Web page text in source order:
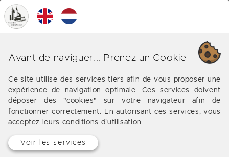
Nos différentes affaires à
Les offres de notre agence immobilière à Bordeaux
(Tourny)
Aucun bien à afficher
Avant de naviguer... Prenez un Cookie
Ce site utilise des services tiers afin de vous proposer une
expérience de navigation optimale. Ces services doivent
déposer des "cookies" sur votre navigateur afin de
fonctionner correctement. En autorisant ces services, vous
acceptez leurs conditions d'utilisation.
Voir les services